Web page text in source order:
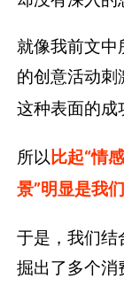
就像我前文中
的创意活动
这种表面的成
所以 比起“情
景”明显是我
于是，我们结
掘出了多个消